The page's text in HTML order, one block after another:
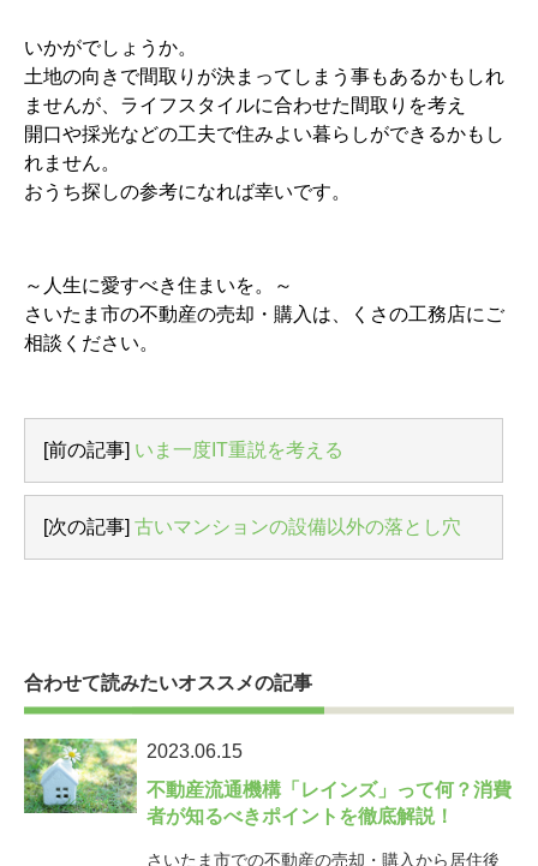
いかがでしょうか。
土地の向きで間取りが決まってしまう事もあるかもしれ
ませんが、ライフスタイルに合わせた間取りを考え
開口や採光などの工夫で住みよい暮らしができるかもし
れません。
おうち探しの参考になれば幸いです。
～人生に愛すべき住まいを。～
さいたま市の不動産の売却・購入は、くさの工務店にご
相談ください。
[前の記事] いま一度IT重説を考える
[次の記事] 古いマンションの設備以外の落とし穴
合わせて読みたいオススメの記事
2023.06.15
不動産流通機構「レインズ」って何？消費
者が知るべきポイントを徹底解説！
さいたま市での不動産の売却・購入から居住後